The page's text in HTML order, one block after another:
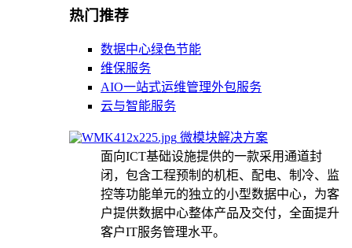
热门推荐
数据中心绿色节能
维保服务
AIO一站式运维管理外包服务
云与智能服务
微模块解决方案
面向ICT基础设施提供的一款采用通道封
闭，包含工程预制的机柜、配电、制冷、监
控等功能单元的独立的小型数据中心，为客
户提供数据中心整体产品及交付，全面提升
客户IT服务管理水平。